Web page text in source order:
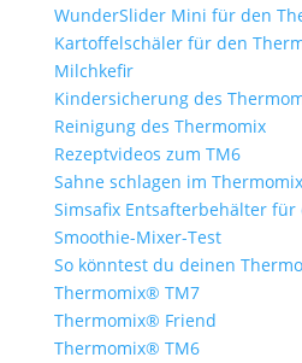
WunderSlider Mini für den
Kartoffelschäler für den
Milchkefir
Kindersicherung des
Reinigung des Thermomix
Rezeptvideos zum TM6
Sahne schlagen im Thermomix
Simsafix Entsafterbehälter für
Smoothie-Mixer-Test
So könntest du deinen
Thermomix® TM7
Thermomix® Friend
Thermomix® TM6